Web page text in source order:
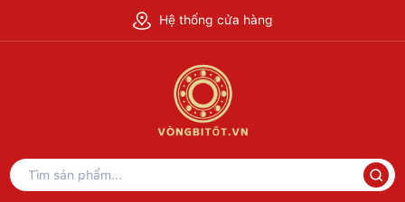
Hệ thống cửa hàng